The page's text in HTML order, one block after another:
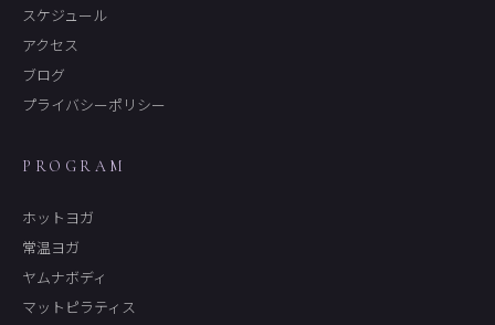
スケジュール
アクセス
ブログ
プライバシーポリシー
PROGRAM
ホットヨガ
常温ヨガ
ヤムナボディ
マットピラティス